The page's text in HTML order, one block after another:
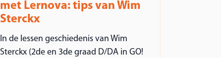
met Lernova: tips van Wim
Sterckx
In de lessen geschiedenis van Wim
Sterckx (2de en 3de graad D/DA in GO!